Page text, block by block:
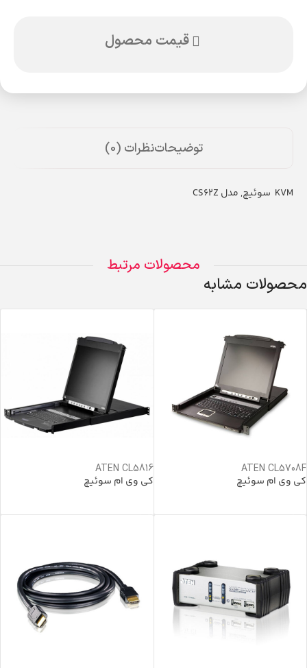
قیمت محصول
توضیحاتنظرات (0)
KVM سوئیچ, مدل CS62Z
محصولات مرتبط
محصولات مشابه
ATEN CL5708F
کی وی ام سوئیچ
ATEN CL5816
کی وی ام سوئیچ